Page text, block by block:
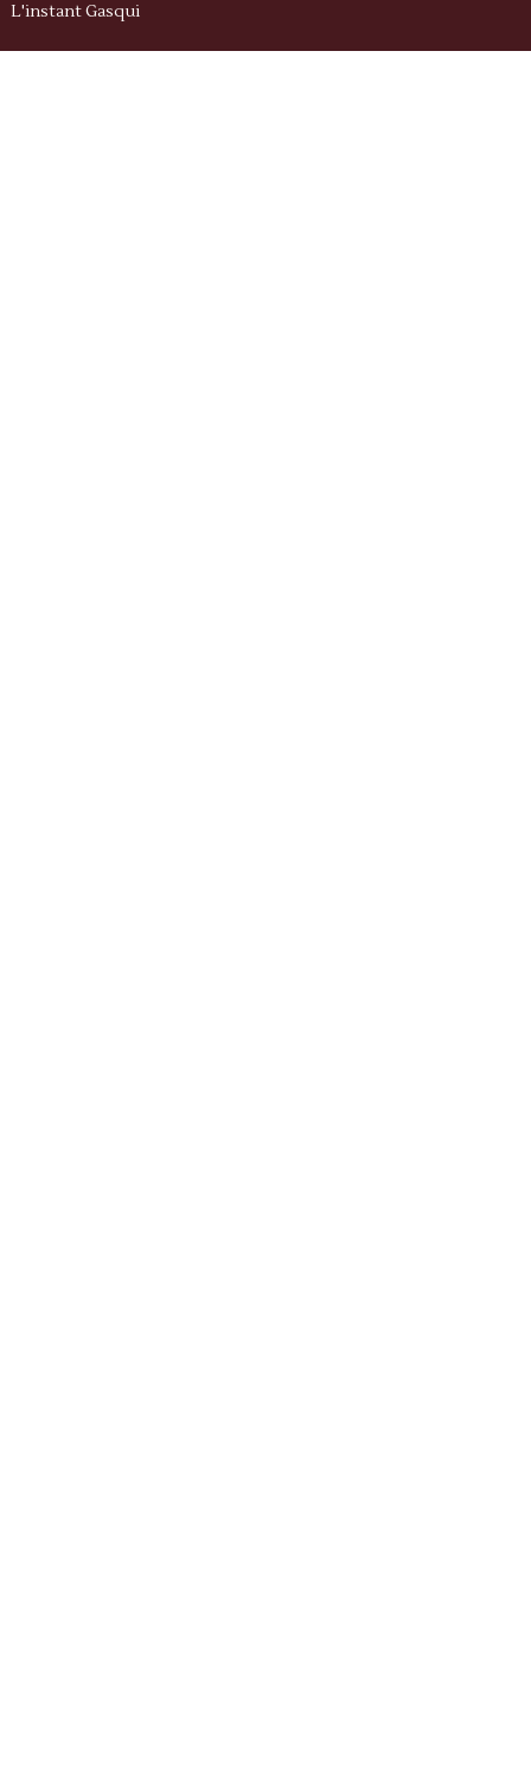
L'instant Gasqui